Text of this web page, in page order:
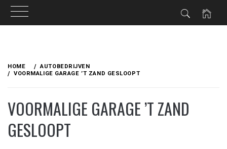
HOME
AUTOBEDRIJVEN
VOORMALIGE GARAGE ’T ZAND GESLOOPT
VOORMALIGE GARAGE ’T ZAND
GESLOOPT